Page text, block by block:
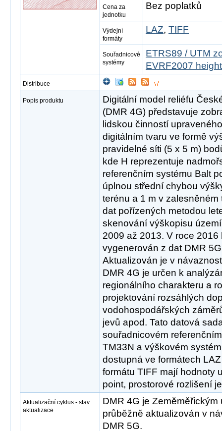
Cena za
jednotku
Bez poplatků
Výdejní
formáty
LAZ, TIFF
Souřadnicové
systémy
ETRS89 / UTM
EVRF2007 height
Distribuce
Popis produktu
Digitální model reliéfu
(DMR 4G) představuje
lidskou činností
digitálním tvaru ve formě
pravidelné síti (5 x 5 m)
kde H reprezentuje
referenčním systému Balt
úplnou střední chybou
terénu a 1 m v
dat pořízených metodou
skenování výškopisu
2009 až 2013. V roce 2016
vygenerován z dat DMR
Aktualizován je v
DMR 4G je určen k
regionálního charakteru a
projektování rozsáhlých
vodohospodářských
jevů apod. Tato datová
souřadnicovém
TM33N a výškovém
dostupná ve formátech
formátu TIFF mají hodnoty
point, prostorové rozlišení
Aktualizační cyklus - stav
aktualizace
DMR 4G je
průběžně aktualizován v
DMR 5G.